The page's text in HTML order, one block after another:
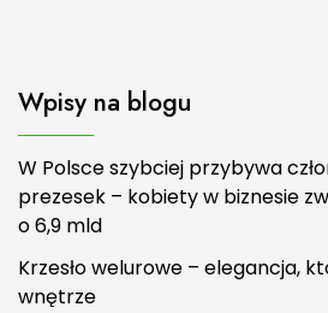
Wpisy na blogu
W Polsce szybciej przybywa
prezesek – kobiety w biznesie
o 6,9 mld
Krzesło welurowe – elegancja,
wnętrze